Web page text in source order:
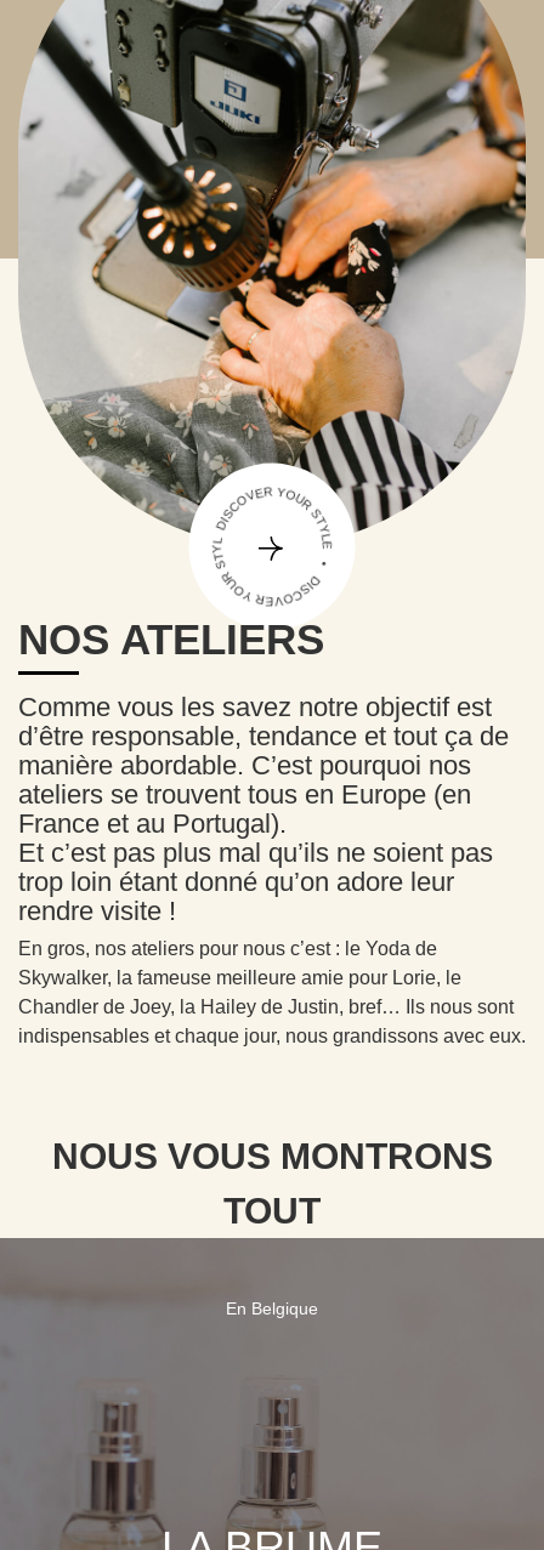
DISCOVER YOUR STYLE • DISCOVER YOUR STYLE •
NOS ATELIERS
Comme vous les savez notre objectif est
d’être responsable, tendance et tout ça de
manière abordable. C’est pourquoi nos
ateliers se trouvent tous en Europe (en
France et au Portugal).
Et c’est pas plus mal qu’ils ne soient pas
trop loin étant donné qu’on adore leur
rendre visite !
En gros, nos ateliers pour nous c’est : le Yoda de
Skywalker, la fameuse meilleure amie pour Lorie, le
Chandler de Joey, la Hailey de Justin, bref… Ils nous sont
indispensables et chaque jour, nous grandissons avec eux.
NOUS VOUS MONTRONS
TOUT
En Belgique